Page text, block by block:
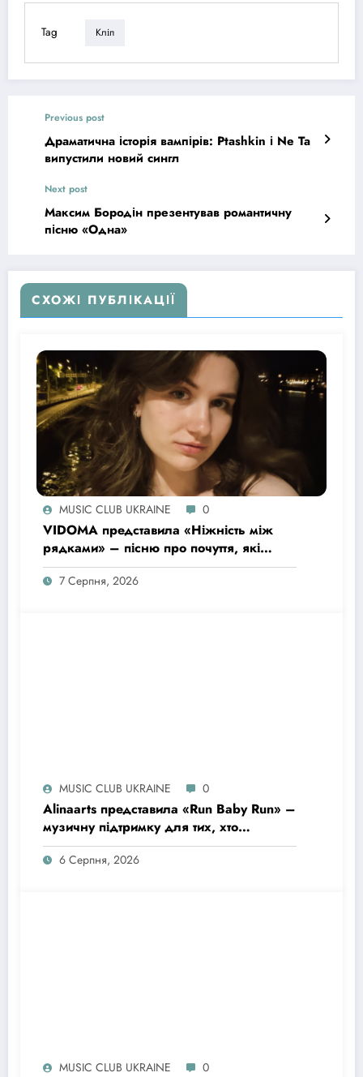
Tag Кліп
Previous post
Драматична історія вампірів: Ptashkin і Ne Ta
випустили новий сингл
Next post
Максим Бородін презентував романтичну
пісню «Одна»
СХОЖІ ПУБЛІКАЦІЇ
MUSIC CLUB UKRAINE 0
VIDOMA представила «Ніжність між
рядками» – пісню про почуття, які
живуть у мовчанні
7 Серпня, 2026
MUSIC CLUB UKRAINE 0
Alinaarts представила «Run Baby Run» –
музичну підтримку для тих, хто
продовжує жити попри війну
6 Серпня, 2026
MUSIC CLUB UKRAINE 0